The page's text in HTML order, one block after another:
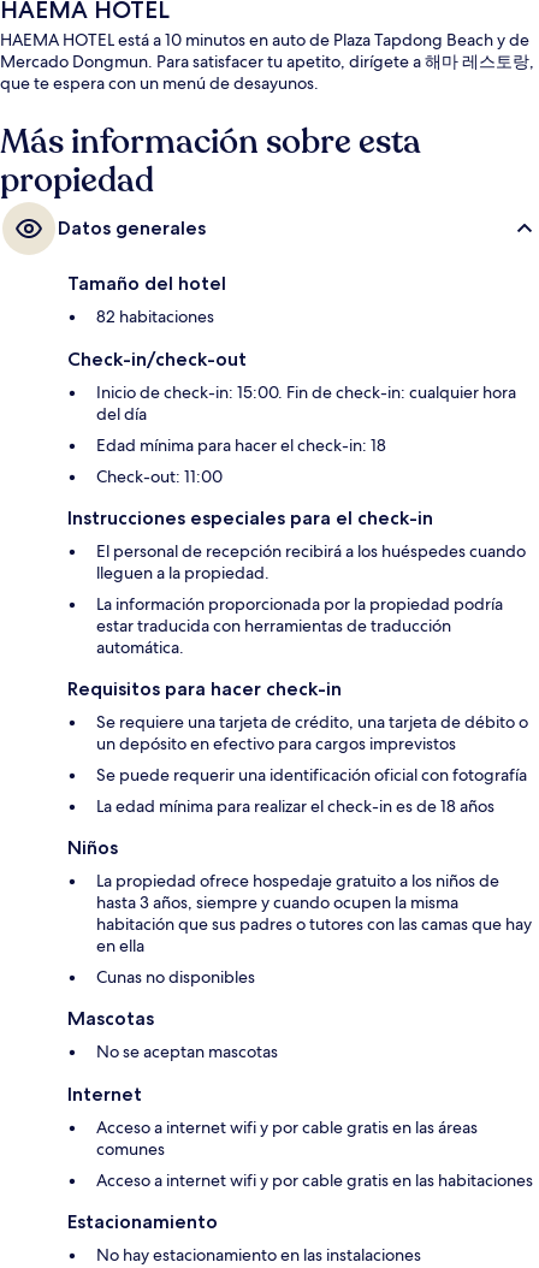
HAEMA HOTEL
HAEMA HOTEL está a 10 minutos en auto de Plaza Tapdong Beach y de
Mercado Dongmun. Para satisfacer tu apetito, dirígete a 해마 레스토랑,
que te espera con un menú de desayunos.
Más información sobre esta
propiedad
Datos generales
Tamaño del hotel
82 habitaciones
Check-in/check-out
Inicio de check-in: 15:00. Fin de check-in: cualquier hora
del día
Edad mínima para hacer el check-in: 18
Check-out: 11:00
Instrucciones especiales para el check-in
El personal de recepción recibirá a los huéspedes cuando
lleguen a la propiedad.
La información proporcionada por la propiedad podría
estar traducida con herramientas de traducción
automática.
Requisitos para hacer check-in
Se requiere una tarjeta de crédito, una tarjeta de débito o
un depósito en efectivo para cargos imprevistos
Se puede requerir una identificación oficial con fotografía
La edad mínima para realizar el check-in es de 18 años
Niños
La propiedad ofrece hospedaje gratuito a los niños de
hasta 3 años, siempre y cuando ocupen la misma
habitación que sus padres o tutores con las camas que hay
en ella
Cunas no disponibles
Mascotas
No se aceptan mascotas
Internet
Acceso a internet wifi y por cable gratis en las áreas
comunes
Acceso a internet wifi y por cable gratis en las habitaciones
Estacionamiento
No hay estacionamiento en las instalaciones